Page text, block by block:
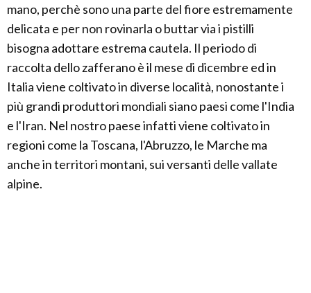
mano, perchè sono una parte del fiore estremamente
delicata e per non rovinarla o buttar via i pistilli
bisogna adottare estrema cautela. Il periodo di
raccolta dello zafferano è il mese di dicembre ed in
Italia viene coltivato in diverse località, nonostante i
più grandi produttori mondiali siano paesi come l'India
e l'Iran. Nel nostro paese infatti viene coltivato in
regioni come la Toscana, l'Abruzzo, le Marche ma
anche in territori montani, sui versanti delle vallate
alpine.